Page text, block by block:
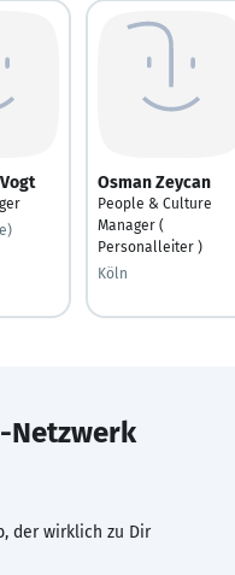
Osman Zeycan
People & Culture
Manager (
Personalleiter )
Köln
Netzwerk
der wirklich zu Dir